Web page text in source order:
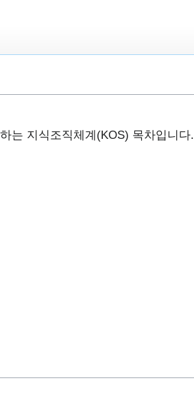
는 지식조직체계(KOS) 목차입니다.